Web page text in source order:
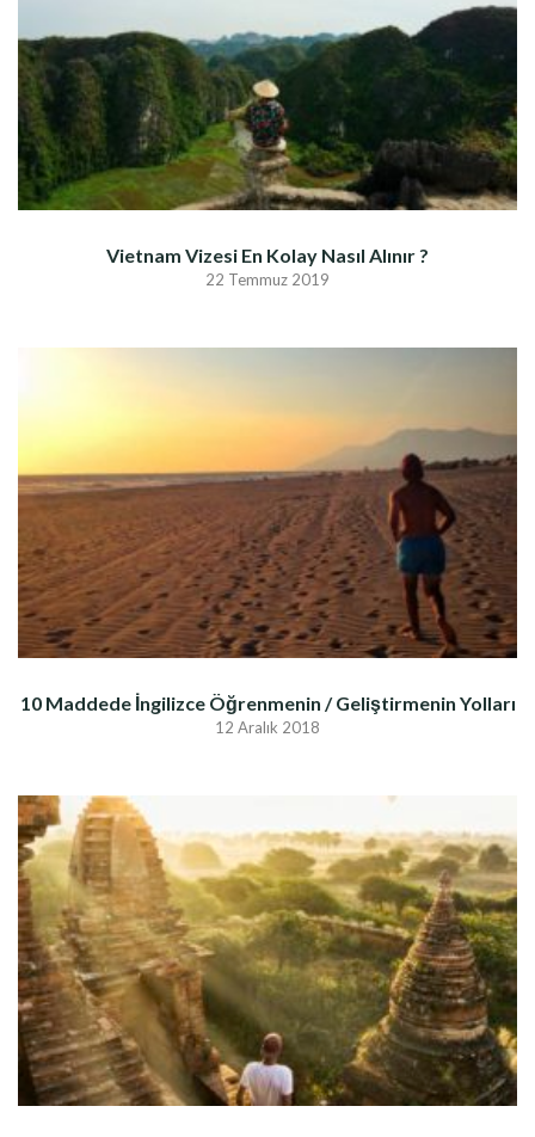
Vietnam Vizesi En Kolay Nasıl Alınır ?
22 Temmuz 2019
10 Maddede İngilizce Öğrenmenin / Geliştirmenin Yolları
12 Aralık 2018